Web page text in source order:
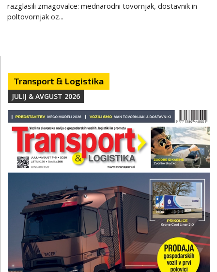
razglasili zmagovalce: mednarodni tovornjak, dostavnik in
poltovornjak oz...
Transport & Logistika
JULIJ & AVGUST 2026